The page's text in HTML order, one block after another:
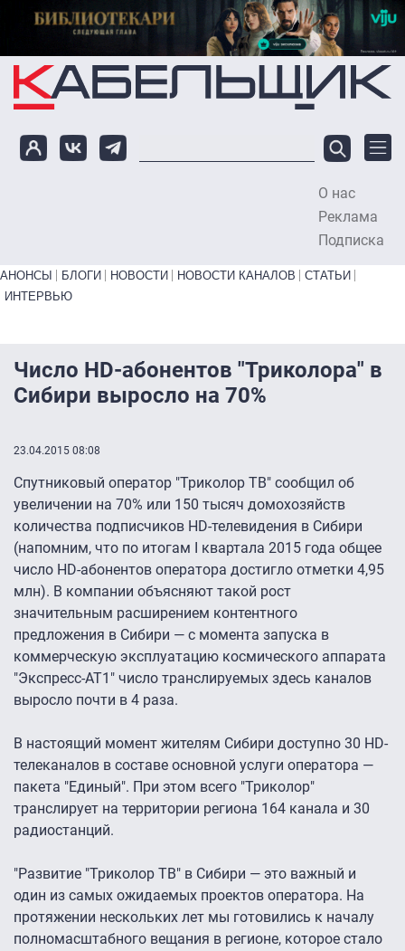
Перейти к основному содержанию
О нас
Реклама
Подписка
Primary links bottom
АНОНСЫ БЛОГИ НОВОСТИ НОВОСТИ КАНАЛОВ
СТАТЬИ
ИНТЕРВЬЮ
Число HD-абонентов "Триколора" в
Сибири выросло на 70%
23.04.2015 08:08
Спутниковый оператор "Триколор ТВ" сообщил об
увеличении на 70% или 150 тысяч домохозяйств
количества подписчиков HD-телевидения в Сибири
(напомним, что по итогам I квартала 2015 года общее
число HD-абонентов оператора достигло отметки 4,95
млн). В компании объясняют такой рост
значительным расширением контентного
предложения в Сибири — с момента запуска в
коммерческую эксплуатацию космического аппарата
"Экспресс-АТ1″ число транслируемых здесь каналов
выросло почти в 4 раза.
В настоящий момент жителям Сибири доступно 30 HD-
телеканалов в составе основной услуги оператора —
пакета "Единый". При этом всего "Триколор"
транслирует на территории региона 164 канала и 30
радиостанций.
"Развитие "Триколор ТВ" в Сибири — это важный и
один из самых ожидаемых проектов оператора. На
протяжении нескольких лет мы готовились к началу
полномасштабного вещания в регионе, которое стало